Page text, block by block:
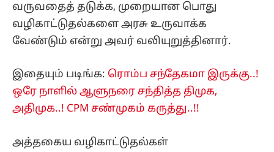
வருவதைத் தடுக்க, முறையான பொது
வழிகாட்டுதல்களை அரசு உருவாக்க
வேண்டும் என்று அவர் வலியுறுத்தினார்.
இதையும் படிங்க: ரொம்ப சந்தேகமா இருக்கு..!
ஒரே நாளில் ஆளுநரை சந்தித்த திமுக,
அதிமுக..! CPM சண்முகம் கருத்து..!!
அத்தகைய வழிகாட்டுதல்கள்